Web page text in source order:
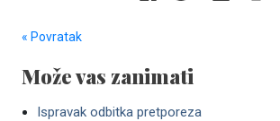
« Povratak
Može vas zanimati
Ispravak odbitka pretporeza